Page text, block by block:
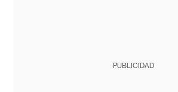
PUBLICIDAD